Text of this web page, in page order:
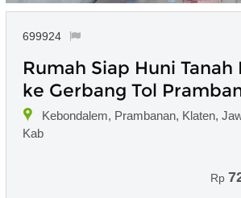
699924
Rumah Siap Huni
ke Gerbang Tol
Kebondalem, Prambanan, Klaten,
Kab
Rp